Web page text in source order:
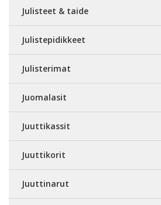
Julisteet & taide
Julistepidikkeet
Julisterimat
Juomalasit
Juuttikassit
Juuttikorit
Juuttinarut